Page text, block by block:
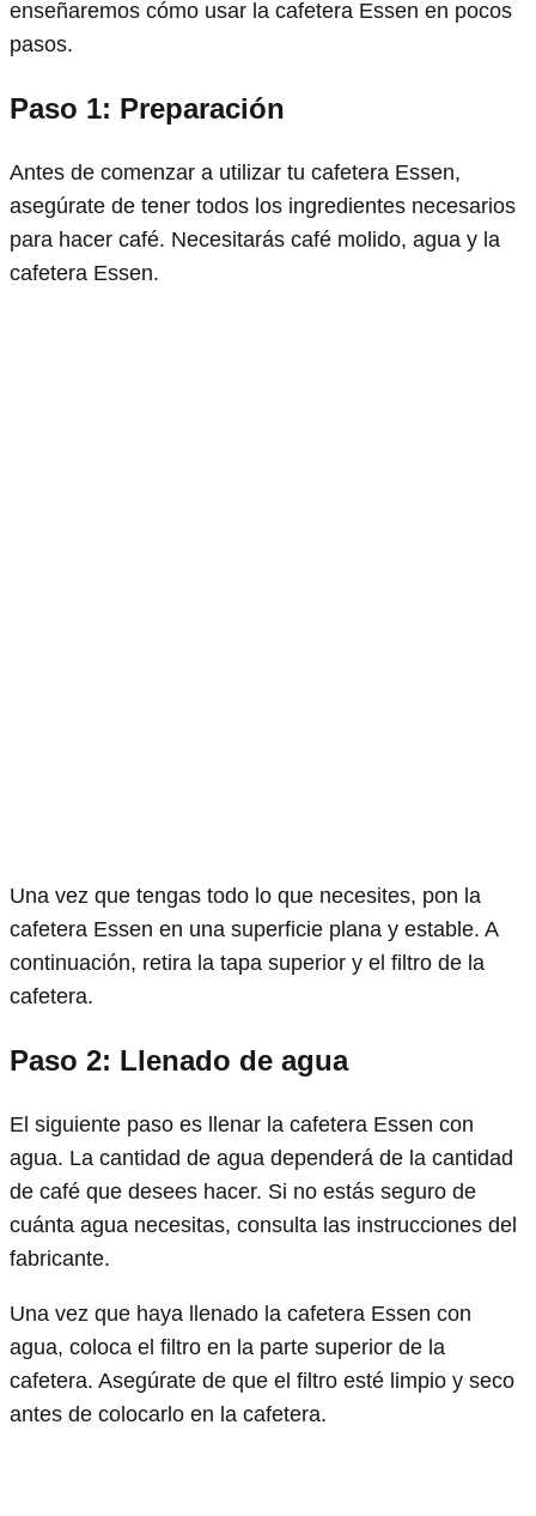
enseñaremos cómo usar la cafetera Essen en pocos
pasos.
Paso 1: Preparación
Antes de comenzar a utilizar tu cafetera Essen,
asegúrate de tener todos los ingredientes necesarios
para hacer café. Necesitarás café molido, agua y la
cafetera Essen.
Una vez que tengas todo lo que necesites, pon la
cafetera Essen en una superficie plana y estable. A
continuación, retira la tapa superior y el filtro de la
cafetera.
Paso 2: Llenado de agua
El siguiente paso es llenar la cafetera Essen con
agua. La cantidad de agua dependerá de la cantidad
de café que desees hacer. Si no estás seguro de
cuánta agua necesitas, consulta las instrucciones del
fabricante.
Una vez que haya llenado la cafetera Essen con
agua, coloca el filtro en la parte superior de la
cafetera. Asegúrate de que el filtro esté limpio y seco
antes de colocarlo en la cafetera.